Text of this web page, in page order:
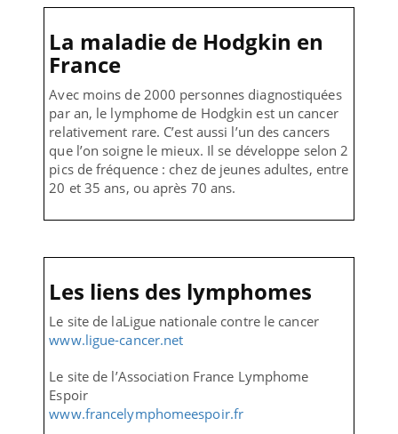
La maladie de Hodgkin en
France
Avec moins de 2000 personnes diagnostiquées
par an, le lymphome de Hodgkin est un cancer
relativement rare. C’est aussi l’un des cancers
que l’on soigne le mieux. Il se développe selon 2
pics de fréquence : chez de jeunes adultes, entre
20 et 35 ans, ou après 70 ans.
Les liens des lymphomes
Le site de laLigue nationale contre le cancer
www.ligue-cancer.net
Le site de l’Association France Lymphome
Espoir
www.francelymphomeespoir.fr